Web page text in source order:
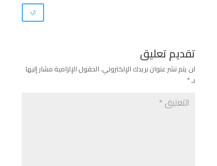
الرد
تقديم تعليق
لن يتم نشر عنوان بريدك الإلكتروني.الحقول الإلزامية مشار إليها
بـ*